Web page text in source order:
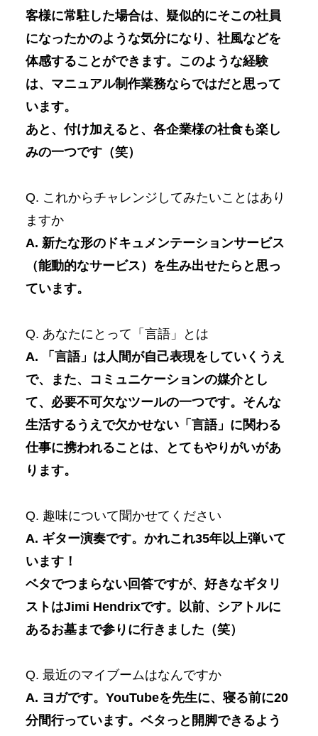
客様に常駐した場合は、疑似的にそこの社員
になったかのような気分になり、社風などを
体感することができます。
このような経験
は、マニュアル制作業務ならではだと思って
います。
あと、付け加えると、各企業様の社食も楽し
みの一つです（笑）
Q. これからチャレンジしてみたいことはあり
ますか
A. 新たな形のドキュメンテーションサービス
（能動的なサービス）を生み出せたらと思っ
ています。
Q. あなたにとって「言語」とは
A. 「言語」は人間が自己表現をしていくうえ
で、また、コミュニケーションの媒介とし
て、必要不可欠なツールの一つです。そんな
生活するうえで欠かせない「言語」に関わる
仕事に携われることは、とてもやりがいがあ
ります。
Q. 趣味について聞かせてください
A. ギター演奏です。かれこれ35年以上弾いて
います！
ベタでつまらない回答ですが、好きなギタリ
ストはJimi Hendrixです。以前、シアトルに
あるお墓まで参りに行きました（笑）
Q. 最近のマイブームはなんですか
A. ヨガです。YouTubeを先生に、寝る前に20
分間行っています。ベタっと開脚できるよう